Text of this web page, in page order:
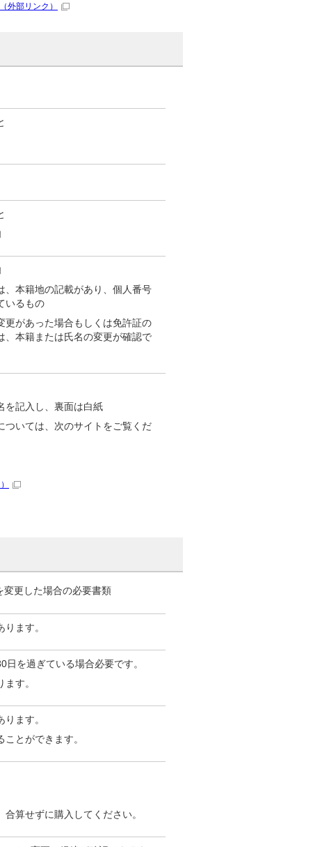
（外部リンク）
、本籍地の記載があり、個人番号
いるもの
更があった場合もしくは免許証の
、本籍または氏名の変更が確認で
を記入し、裏面は白紙
ついては、次のサイトをご覧くだ
更した場合の必要書類
ます。
を過ぎている場合必要です。
す。
ます。
とができます。
算せずに購入してください。